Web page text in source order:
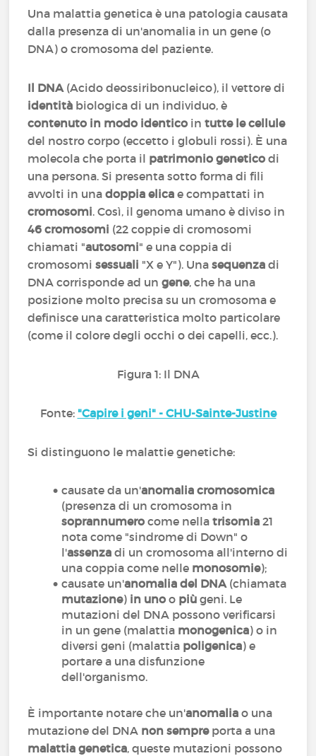
Una malattia genetica è una patologia causata
dalla presenza di un'anomalia in un gene (o
DNA) o cromosoma del paziente.
Il DNA (Acido deossiribonucleico), il vettore di
identità biologica di un individuo, è
contenuto in modo identico intutte le cellule
del nostro corpo (eccetto i globuli rossi). È una
molecola che porta il patrimonio genetico di
una persona. Si presenta sotto forma di fili
avvolti in unadoppia elica e compattati in
cromosomi. Così, il genoma umano è diviso in
46 cromosomi (22 coppie di cromosomi
chiamati "autosomi" e una coppia di
cromosomisessuali "X e Y"). Unasequenza di
DNA corrisponde ad ungene, che ha una
posizione molto precisa su un cromosoma e
definisce una caratteristica molto particolare
(come il colore degli occhi o dei capelli, ecc.).
Figura 1: Il DNA
Fonte: "Capire i geni" - CHU-Sainte-Justine
Si distinguono le malattie genetiche:
causate da un'anomalia cromosomica
(presenza di un cromosoma in
soprannumerocome nellatrisomia 21
nota come "sindrome di Down" o
l'assenza di un cromosoma all'interno di
una coppia come nelle monosomie);
causate un'anomalia del DNA(chiamata
mutazione) in uno o più geni. Le
mutazioni del DNA possono verificarsi
in un gene (malattia monogenica) o in
diversi geni (malattia poligenica) e
portare a una disfunzione
dell'organismo.
È importante notare che un'anomalia o una
mutazione del DNA non sempreporta a una
malattia genetica, queste mutazioni possono